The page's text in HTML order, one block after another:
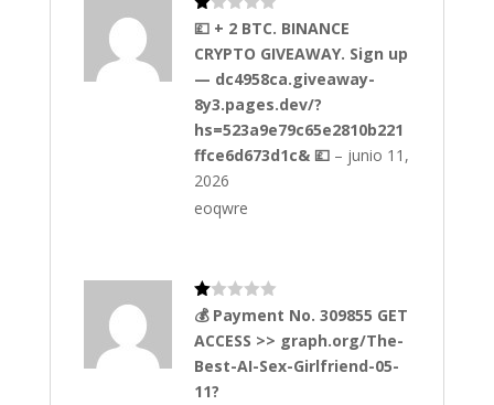
Va
ra
co
n
de
5
💷 + 2 BTC. BINANCE
CRYPTO GIVEAWAY. Sign up
— dc4958ca.giveaway-
8y3.pages.dev/?
hs=523a9e79c65e2810b221
ffce6d673d1c& 💷 – junio 11,
2026
eoqwre
Va
lo
ra
do
co
n
💰 Payment No. 309855 GET
ACCESS >> graph.org/The-
Best-AI-Sex-Girlfriend-05-
11?